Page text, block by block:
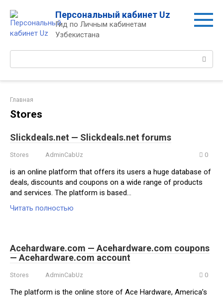
контенту
Персональный кабинет Uz
Гид по Личным кабинетам
Узбекистана
Главная
Stores
Slickdeals.net — Slickdeals.net forums
Stores AdminCabUz 0
is an online platform that offers its users a huge database of
deals, discounts and coupons on a wide range of products
and services. The platform is based…
Читать полностью
Acehardware.com — Acehardware.com coupons
— Acehardware.com account
Stores AdminCabUz 0
The platform is the online store of Ace Hardware, America’s